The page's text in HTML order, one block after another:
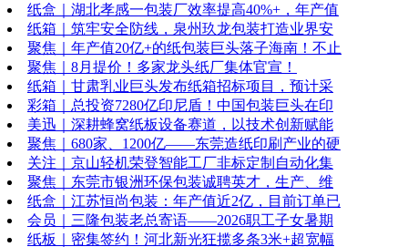
纸盒｜湖北孝感一包装厂效率提高40%+，年产值
纸箱｜筑牢安全防线，泉州玖龙包装打造业界安
聚焦｜年产值20亿+的纸包装巨头落子海南！不止
聚焦｜8月提价！多家龙头纸厂集体官宣！
纸箱｜甘肃乳业巨头发布纸箱招标项目，预计采
彩箱｜总投资7280亿印尼盾！中国包装巨头在印
美迅｜深耕蜂窝纸板设备赛道，以技术创新赋能
聚焦｜680家、1200亿——东莞造纸印刷产业的硬
关注｜京山轻机荣登智能工厂非标定制自动化集
聚焦｜东莞市银洲环保包装诚聘英才，生产、维
纸盒｜江苏恒尚包装：年产值近2亿，目前订单已
会员｜三隆包装老总寄语——2026职工子女暑期
纸板｜密集签约！河北新光狂揽多条3米+超宽幅